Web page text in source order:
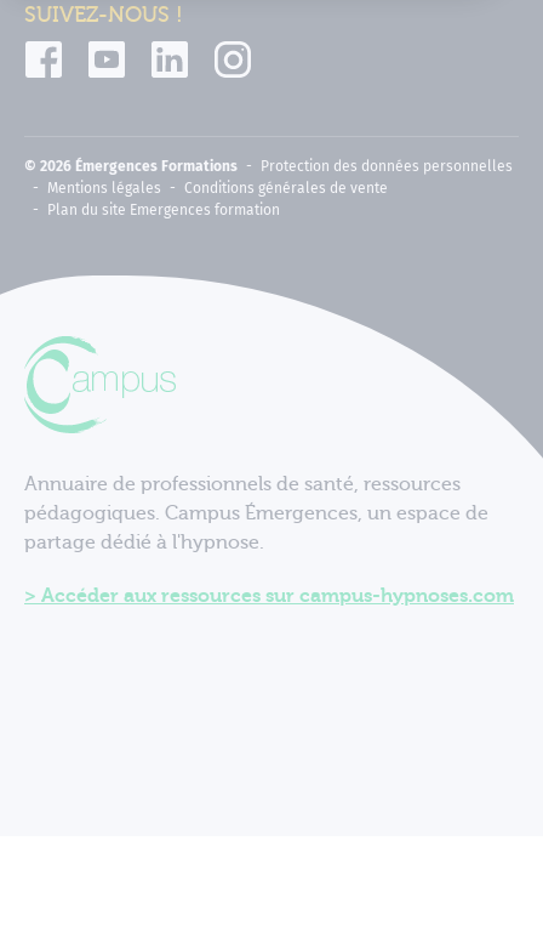
SUIVEZ-NOUS !
© 2026 Émergences Formations
Protection des données personnelles
Mentions légales
Conditions générales de vente
Plan du site Emergences formation
Annuaire de professionnels de santé, ressources
pédagogiques. Campus Émergences, un espace de
partage dédié à l'hypnose.
Accéder aux ressources sur campus-hypnoses.com